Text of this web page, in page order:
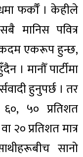
फर्कौँ । केहीले
मानिस पवित्र
एकरूप हुन्छ,
मानौँ पार्टीमा
हुनुपर्छ । तर
५० प्रतिशत
२० प्रतिशत मात्र
सानो